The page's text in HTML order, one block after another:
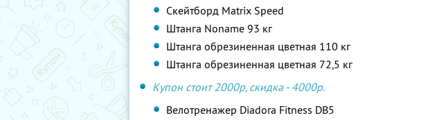
Скейтборд Matrix Speed
Штанга Noname 93 кг
Штанга обрезиненная цветная 110 кг
Штанга обрезиненная цветная 72,5 кг
Купон стоит 2000р, скидка - 4000р.
Велотренажер Diadora Fitness DB5